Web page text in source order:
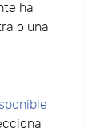
ha
o una